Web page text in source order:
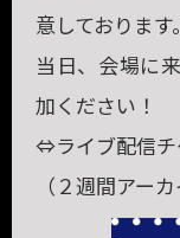
意しております。
当日、会場に
加ください！
⇔ライブ配信チ
（２週間アー